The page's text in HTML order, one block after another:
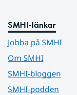
SMHI-länkar
Jobba på SMHI
Om SMHI
SMHI-bloggen
SMHI-podden